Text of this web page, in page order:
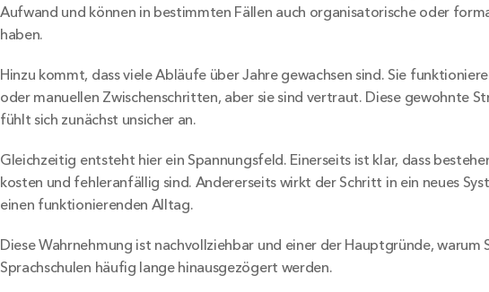
Aufwand und können in bestimmten Fällen auch organisatorische oder
haben.
Hinzu kommt, dass viele Abläufe über Jahre gewachsen sind. Sie
oder manuellen Zwischenschritten, aber sie sind vertraut. Diese gewohnte
fühlt sich zunächst unsicher an.
Gleichzeitig entsteht hier ein Spannungsfeld. Einerseits ist klar, dass
kosten und fehleranfällig sind. Andererseits wirkt der Schritt in ein neues
einen funktionierenden Alltag.
Diese Wahrnehmung ist nachvollziehbar und einer der Hauptgründe, warum
Sprachschulen häufig lange hinausgezögert werden.